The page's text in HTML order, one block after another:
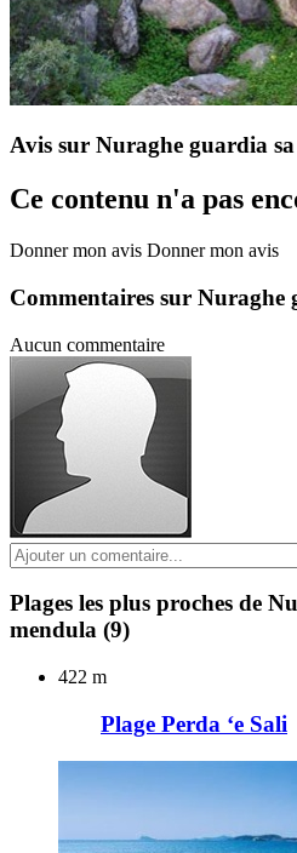
Avis sur Nuraghe guardia
Ce contenu n'a pas
Donner mon avis Donner mon avis
Commentaires sur Nuraghe
Aucun commentaire
Plages les plus proches de
mendula (9)
422 m
Plage Perda ‘e Sali